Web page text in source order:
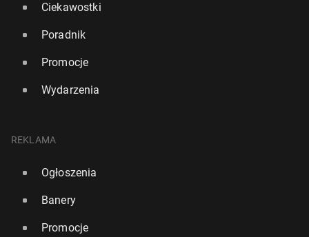
Ciekawostki
Poradnik
Promocje
Wydarzenia
REKLAMA
Ogłoszenia
Banery
Promocje